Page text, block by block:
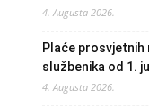
4. Augusta 2026.
Plaće prosvjetnih
službenika od 1.
4. Augusta 2026.